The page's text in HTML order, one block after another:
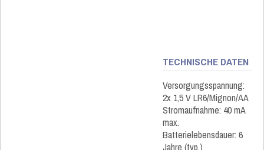
TECHNISCHE DATEN
Versorgungsspannung:
2x 1,5 V LR6/Mignon/AA
Stromaufnahme: 40 mA
max.
Batterielebensdauer: 6
Jahre (typ.)